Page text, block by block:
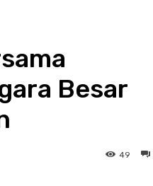
Besar
49